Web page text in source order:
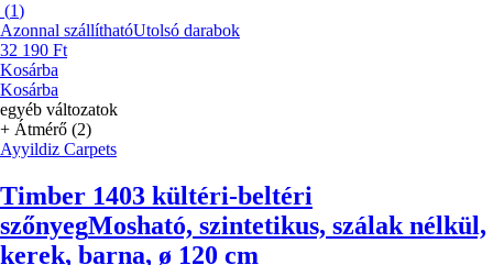
(1)
Azonnal szállíthatóUtolsó darabok
32 190 Ft
Kosárba
Kosárba
egyéb változatok
+ Átmérő (2)
Ayyildiz Carpets
Timber 1403 kültéri-beltéri
szőnyegMosható, szintetikus, szálak nélkül,
kerek, barna, ø 120 cm